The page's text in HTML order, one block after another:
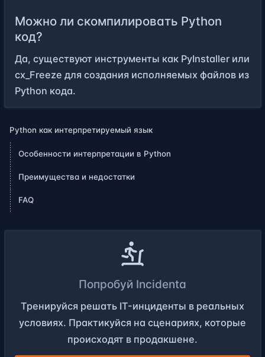
Можно ли скомпилировать Python
код?
Да, существуют инструменты как PyInstaller или
cx_Freeze для создания исполняемых файлов из
Python кода.
Python как интерпретируемый язык
Особенности интерпретации в Python
Преимущества и недостатки
FAQ
Попробуй Incidenta
Тренируйся решать IT-инциденты в реальных
условиях. Практикуйся на сценариях, которые
происходят в продакшене.